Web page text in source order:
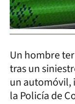
Un hombre
tras un
un automóvil,
la Policía de